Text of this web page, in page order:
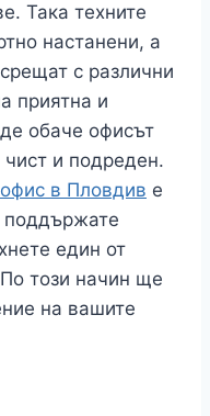
Така техните
настанени, а
с различни
приятна и
обаче офисът
и подреден.
в Пловдив е
поддържате
един от
този начин ще
на вашите